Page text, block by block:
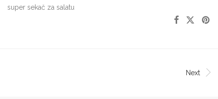
super sekač za salatu
Next